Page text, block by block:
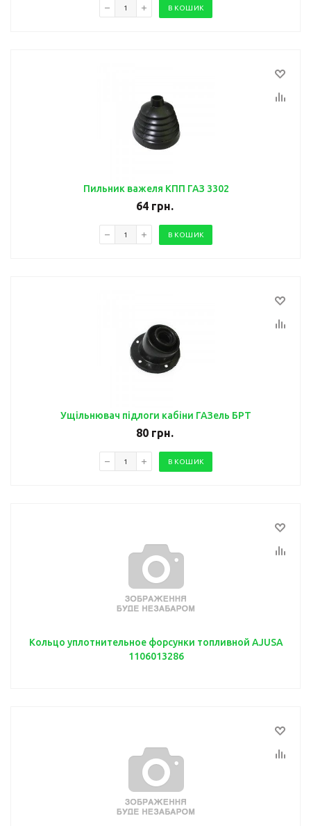
В КОШИК
Пильник важеля КПП ГАЗ 3302
64грн.
В КОШИК
Ущільнювач підлоги кабіни ГАЗель БРТ
80грн.
В КОШИК
Кольцо уплотнительное форсунки топливной AJUSA
1106013286